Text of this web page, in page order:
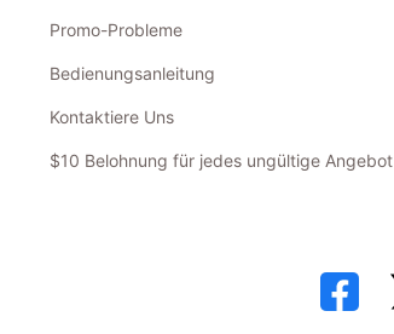
Promo-Probleme
Bedienungsanleitung
Kontaktiere Uns
$10 Belohnung für jedes ungültige Angebot